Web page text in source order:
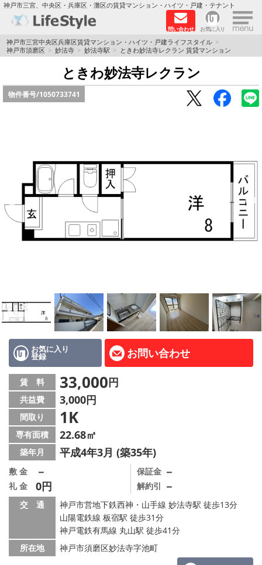
神戸市三宮、中央区・兵庫区・灘区の賃貸マンション・ハイツ・戸建・テナント
問い合わせ お気に入り ×
TOPページ
神戸の単身向けマンション特集
新築物件
高級賃貸
リノベーション物件
ペット飼育可能
地域から探す
地図から探す
店舗情報·アクセス
会社概要
メールでお問い合わせ
神戸市三宮中央区兵庫区賃貸マンション・ハイツ・戸建ライフスタイル
神戸市須磨区
妙法寺 妙法寺駅 ときわ妙法寺レクラン 賃貸マンション
ときわ妙法寺レクラン
物件番号/1050733741
お気に入り
登録 お問い合わせ
賃 料 33,000円
共益費 3,000円
間取り 1K
専有面積 22.68㎡
築年月 平成4年3月 (築35年)
敷 金 －
礼 金 0円
保証金 －
解約引 －
交 通
神戸市営地下鉄西神・山手線 妙法寺駅 徒歩13分
山陽電鉄線 板宿駅 徒歩31分
神戸電鉄有馬線 丸山駅 徒歩41分
所在地
神戸市須磨区妙法寺字池町